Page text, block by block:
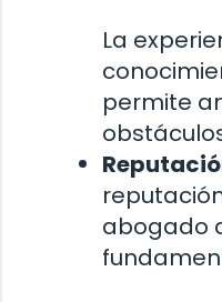
La
permite
abogado